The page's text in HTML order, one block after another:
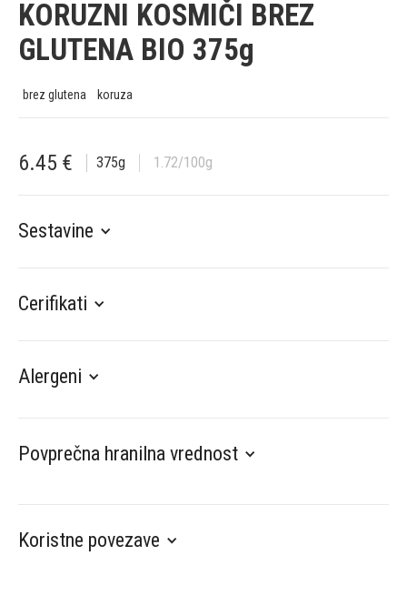
KORUZNI KOSMIČI BREZ
GLUTENA BIO 375g
brez glutena koruza
6.45 € 375g 1.72/100g
Sestavine
Cerifikati
Alergeni
Povprečna hranilna vrednost
Koristne povezave